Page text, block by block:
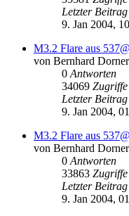
Letzter Beitrag
9. Jan 2004,
M3.2 Flare aus
von Bernhard Dorner
0 Antworten
34069 Zugriffe
Letzter Beitrag
9. Jan 2004,
M3.2 Flare aus
von Bernhard Dorner
0 Antworten
33863 Zugriffe
Letzter Beitrag
9. Jan 2004,